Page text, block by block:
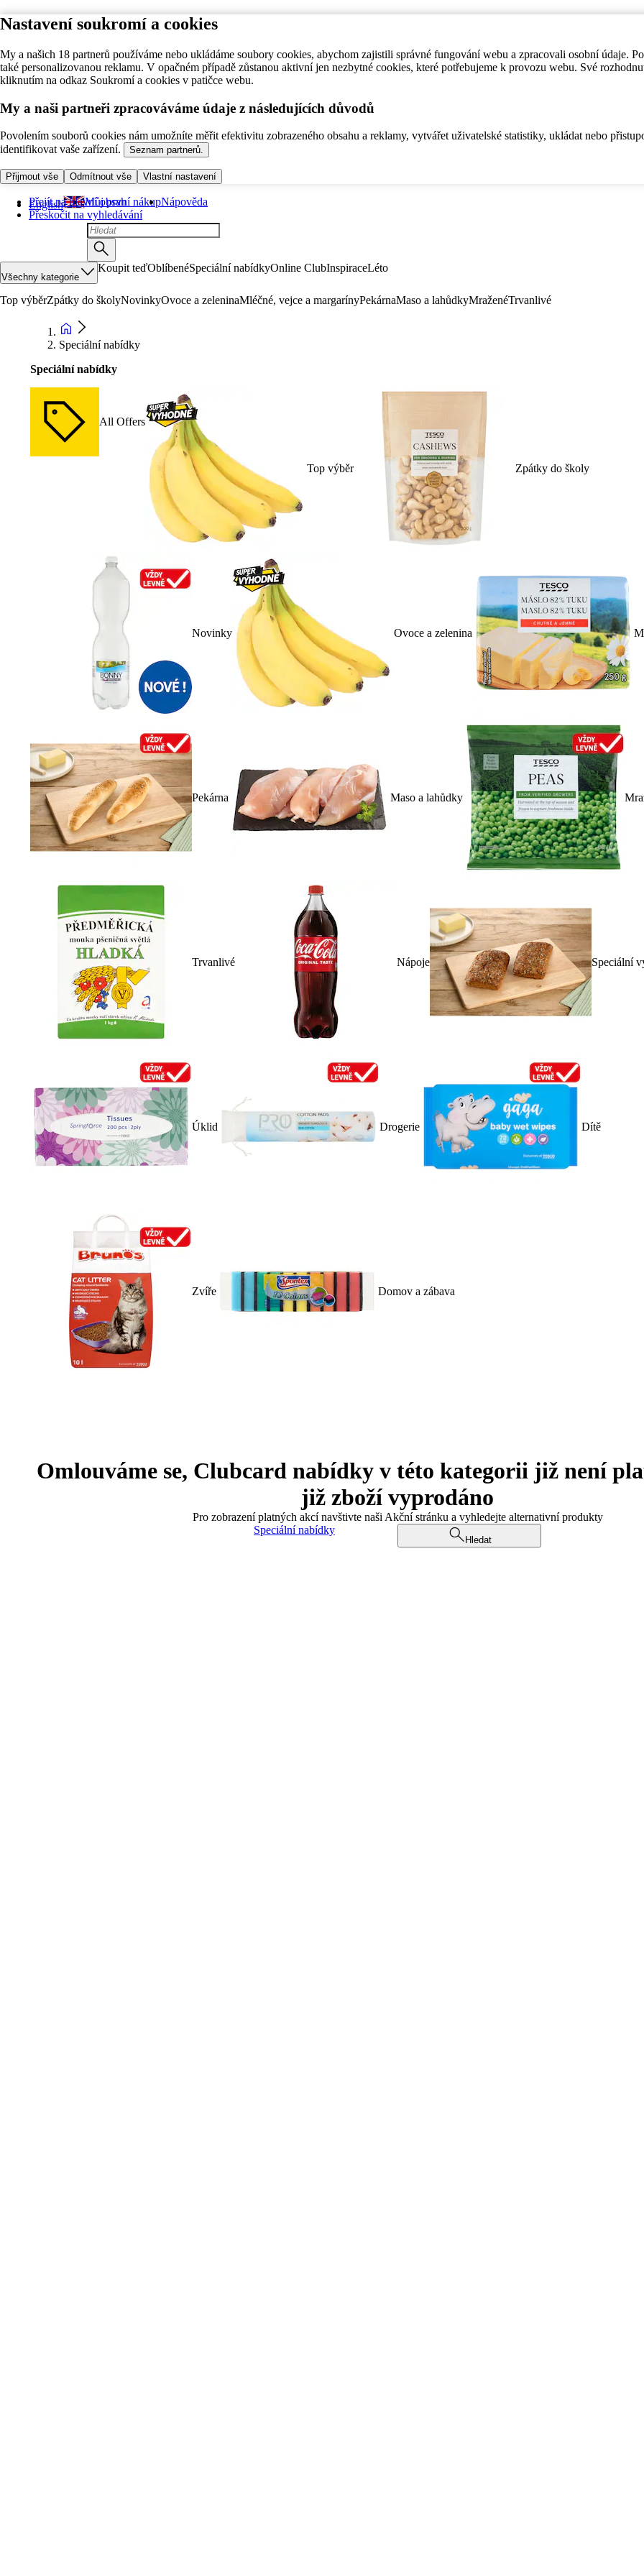
Nastavení soukromí a cookies
My a našich 18 partnerů používáme nebo ukládáme soubory cookies, abychom zajistili správné fungování webu a zpracovali osobní údaje.
také personalizovanou reklamu. V opačném případě zůstanou aktivní jen nezbytné cookies, které potřebujeme k provozu webu. Své
kliknutím na odkaz Soukromí a cookies v patičce webu.
My a naši partneři zpracováváme údaje z následujících důvodů
Povolením souborů cookies nám umožníte měřit efektivitu zobrazeného obsahu a reklamy, vytvářet uživatelské statistiky, ukládat nebo
identifikovat vaše zařízení.
Seznam partnerů.
Přijmout vše Odmítnout vše Vlastní nastavení
Přejít na hlavní obsah
Přeskočit na vyhledávání
English Můj první nákupNápověda
Všechny kategorie
Koupit teďOblíbenéSpeciální nabídkyOnline ClubInspiraceLéto
Top výběrZpátky do školyNovinkyOvoce a zeleninaMléčné, vejce a margarínyPekárnaMaso a lahůdkyMraženéTrvanlivé
Speciální nabídky
Speciální nabídky
All Offers
Top výběr Zpátky do školy
Novinky Ovoce a zelenina
Pekárna Maso a lahůdky
Trvanlivé Nápoje Speciální
Úklid Drogerie Dítě
Zvíře Domov a zábava
Omlouváme se, Clubcard nabídky v této kategorii již není
již zboží vyprodáno
Pro zobrazení platných akcí navštivte naši Akční stránku a vyhledejte alternativní produkty
Speciální nabídky
Hledat